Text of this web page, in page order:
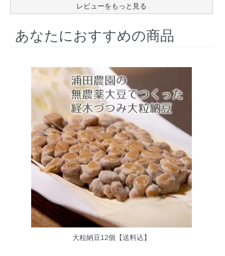
レビューをもっと見る
あなたにおすすめの商品
大粒納豆12個【送料込】